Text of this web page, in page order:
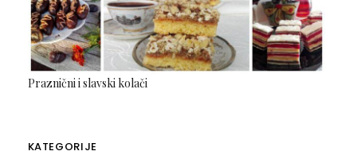
Praznični i slavski kolači
KATEGORIJE